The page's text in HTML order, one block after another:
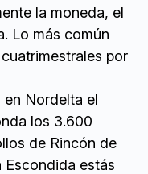
la moneda, el
Lo más común
por
en Nordelta el
los 3.600
de Rincón de
estás